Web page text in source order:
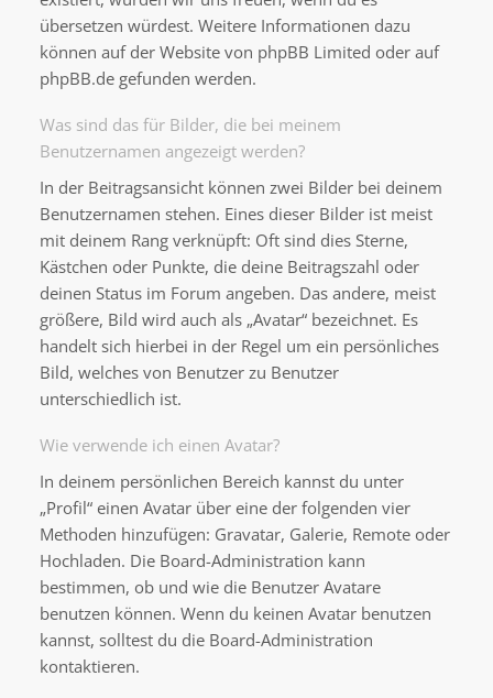
übersetzen würdest. Weitere Informationen dazu
können auf der Website von phpBB Limited oder auf
phpBB.de gefunden werden.
Was sind das für Bilder, die bei meinem
Benutzernamen angezeigt werden?
In der Beitragsansicht können zwei Bilder bei deinem
Benutzernamen stehen. Eines dieser Bilder ist meist
mit deinem Rang verknüpft: Oft sind dies Sterne,
Kästchen oder Punkte, die deine Beitragszahl oder
deinen Status im Forum angeben. Das andere, meist
größere, Bild wird auch als „Avatar“ bezeichnet. Es
handelt sich hierbei in der Regel um ein persönliches
Bild, welches von Benutzer zu Benutzer
unterschiedlich ist.
Wie verwende ich einen Avatar?
In deinem persönlichen Bereich kannst du unter
„Profil“ einen Avatar über eine der folgenden vier
Methoden hinzufügen: Gravatar, Galerie, Remote oder
Hochladen. Die Board-Administration kann
bestimmen, ob und wie die Benutzer Avatare
benutzen können. Wenn du keinen Avatar benutzen
kannst, solltest du die Board-Administration
kontaktieren.